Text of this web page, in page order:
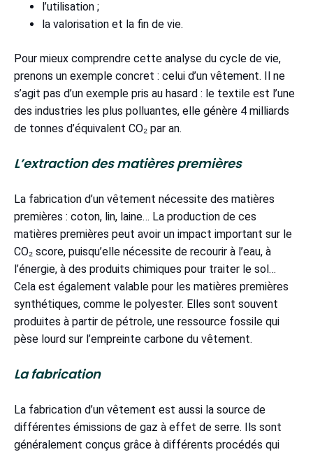
l’utilisation ;
la valorisation et la fin de vie.
Pour mieux comprendre cette analyse du cycle de vie,
prenons un exemple concret : celui d’un vêtement. Il ne
s’agit pas d’un exemple pris au hasard : le textile est l’une
des industries les plus polluantes, elle génère 4 milliards
de tonnes d’équivalent CO₂ par an.
L’extraction des matières premières
La fabrication d’un vêtement nécessite des matières
premières : coton, lin, laine… La production de ces
matières premières peut avoir un impact important sur le
CO₂ score, puisqu’elle nécessite de recourir à l’eau, à
l’énergie, à des produits chimiques pour traiter le sol…
Cela est également valable pour les matières premières
synthétiques, comme le polyester. Elles sont souvent
produites à partir de pétrole, une ressource fossile qui
pèse lourd sur l’empreinte carbone du vêtement.
La fabrication
La fabrication d’un vêtement est aussi la source de
différentes émissions de gaz à effet de serre. Ils sont
généralement conçus grâce à différents procédés qui